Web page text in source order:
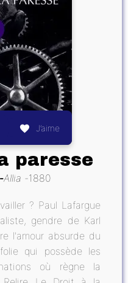
J’aime
paresse
Allia 1880
? Paul Lafargue
gendre de Karl
l'amour absurde du
qui possède les
où règne la